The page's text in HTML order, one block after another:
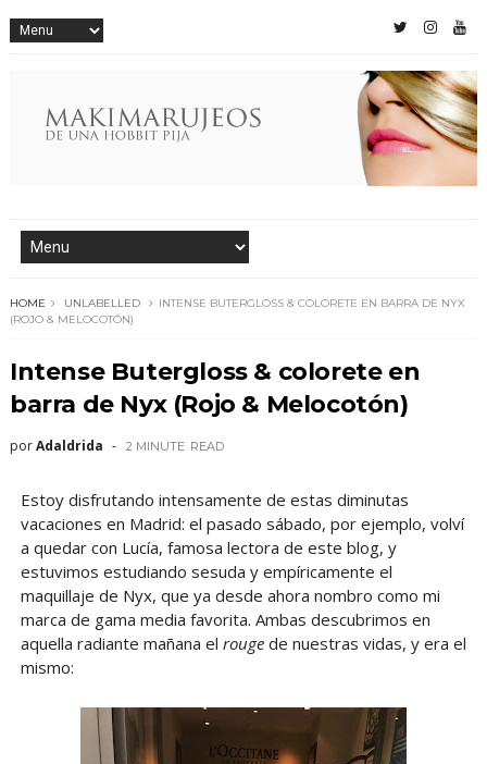
HOME UNLABELLED
INTENSE BUTERGLOSS & COLORETE EN BARRA DE NYX
(ROJO & MELOCOTÓN)
Intense Butergloss & colorete en
barra de Nyx (Rojo & Melocotón)
porAdaldrida 2 MINUTE READ
Estoy disfrutando intensamente de estas diminutas
vacaciones en Madrid: el pasado sábado, por ejemplo, volví
a quedar con Lucía, famosa lectora de este blog, y
estuvimos estudiando sesuda y empíricamente el
maquillaje de Nyx, que ya desde ahora nombro como mi
marca de gama media favorita. Ambas descubrimos en
aquella radiante mañana el rougede nuestras vidas, y era el
mismo: